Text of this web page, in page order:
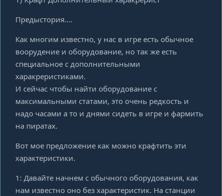
Предыстория….
Как многим известно, у нас в игре есть обычное
воорудение и оборудование, но так же есть
специальное с дополнительными
харакреристиками.
И сейчас чтобы найти оборудование с
максимальными статами, это очень редкость и
надо часами а то и днями сидеть в игре и фармить
на пиратах.
Вот мое предложение как можно крафтить эти
характеристики.
1: Давайте начнем с обычного оборудования, как
нам известно оно без характеристик. На станции